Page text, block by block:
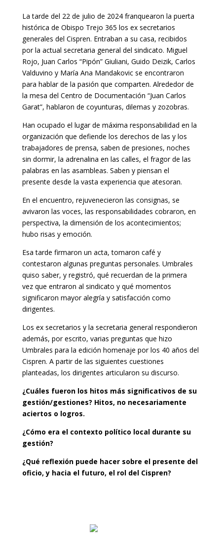
La tarde del 22 de julio de 2024 franquearon la puerta
histórica de Obispo Trejo 365 los ex secretarios
generales del Cispren. Entraban a su casa, recibidos
por la actual secretaria general del sindicato. Miguel
Rojo, Juan Carlos “Pipón” Giuliani, Guido Deizik, Carlos
Valduvino y María Ana Mandakovic se encontraron
para hablar de la pasión que comparten. Alrededor de
la mesa del Centro de Documentación “Juan Carlos
Garat”, hablaron de coyunturas, dilemas y zozobras.
Han ocupado el lugar de máxima responsabilidad en la
organización que defiende los derechos de las y los
trabajadores de prensa, saben de presiones, noches
sin dormir, la adrenalina en las calles, el fragor de las
palabras en las asambleas. Saben y piensan el
presente desde la vasta experiencia que atesoran.
En el encuentro, rejuvenecieron las consignas, se
avivaron las voces, las responsabilidades cobraron, en
perspectiva, la dimensión de los acontecimientos;
hubo risas y emoción.
Esa tarde firmaron un acta, tomaron café y
contestaron algunas preguntas personales. Umbrales
quiso saber, y registró, qué recuerdan de la primera
vez que entraron al sindicato y qué momentos
significaron mayor alegría y satisfacción como
dirigentes.
Los ex secretarios y la secretaria general respondieron
además, por escrito, varias preguntas que hizo
Umbrales para la edición homenaje por los 40 años del
Cispren. A partir de las siguientes cuestiones
planteadas, los dirigentes articularon su discurso.
¿Cuáles fueron los hitos más significativos de su
gestión/gestiones? Hitos, no necesariamente
aciertos o logros.
¿Cómo era el contexto político local durante su
gestión?
¿Qué reflexión puede hacer sobre el presente del
oficio, y hacia el futuro, el rol del Cispren?